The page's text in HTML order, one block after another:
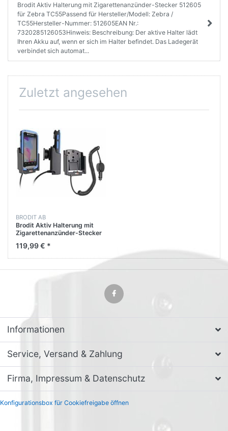
Brodit Aktiv Halterung mit Zigarettenanzünder-Stecker 512605
für Zebra TC55Passend für Hersteller/Modell: Zebra /
TC55Hersteller-Nummer: 512605EAN Nr.:
7320285126053Hinweis: Beschreibung: Der aktive Halter lädt
Ihren Akku auf, wenn er sich im Halter befindet. Das Ladegerät
verbindet sich automat...
Zuletzt angesehen
BRODIT AB
Brodit Aktiv Halterung mit
Zigarettenanzünder-Stecker
119,99 € *
Informationen
Service, Versand & Zahlung
Firma, Impressum & Datenschutz
Konfigurationsbox für Cookiefreigabe öffnen